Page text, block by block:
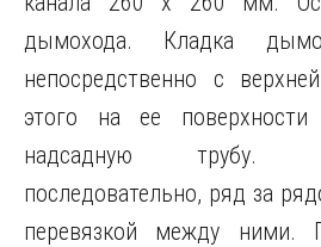
дымохода. Кладка
непосредственно с
этого на ее
надсадную трубу.
последовательно, ряд за
перевязкой между ними.